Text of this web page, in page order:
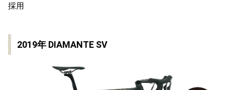
採用
2019年 DIAMANTE SV